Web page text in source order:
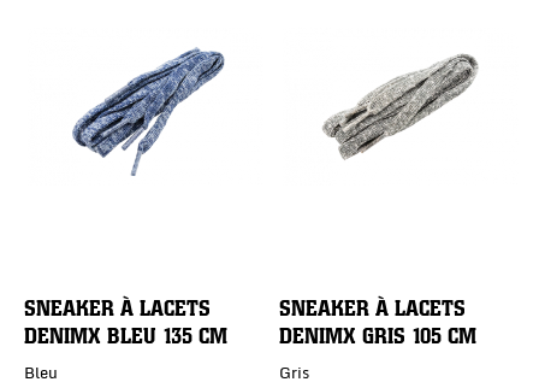
SNEAKER À LACETS
DENIMX BLEU 135 CM
Bleu
SNEAKER À LACETS
DENIMX GRIS 105 CM
Gris